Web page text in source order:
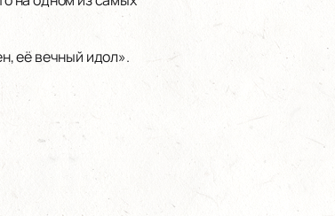
её вечный идол».